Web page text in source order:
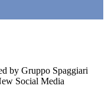
by Gruppo Spaggiari
Social Media